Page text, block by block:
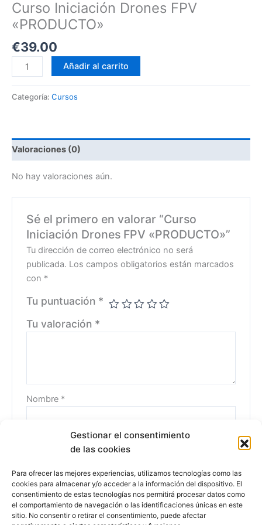
Gestionar el consentimiento
de las cookies
Para ofrecer las mejores experiencias, utilizamos tecnologías como las
cookies para almacenar y/o acceder a la información del dispositivo. El
consentimiento de estas tecnologías nos permitirá procesar datos como
el comportamiento de navegación o las identificaciones únicas en este
sitio. No consentir o retirar el consentimiento, puede afectar
Curso Iniciación Drones FPV
«PRODUCTO»
€39.00
Añadir al carrito
Categoría: Cursos
Valoraciones (0)
No hay valoraciones aún.
Sé el primero en valorar “Curso
Iniciación Drones FPV «PRODUCTO»”
Tu dirección de correo electrónico no será
publicada. Los campos obligatorios están marcados
con *
Tu puntuación *
Tu valoración *
Nombre *
Correo electrónico*